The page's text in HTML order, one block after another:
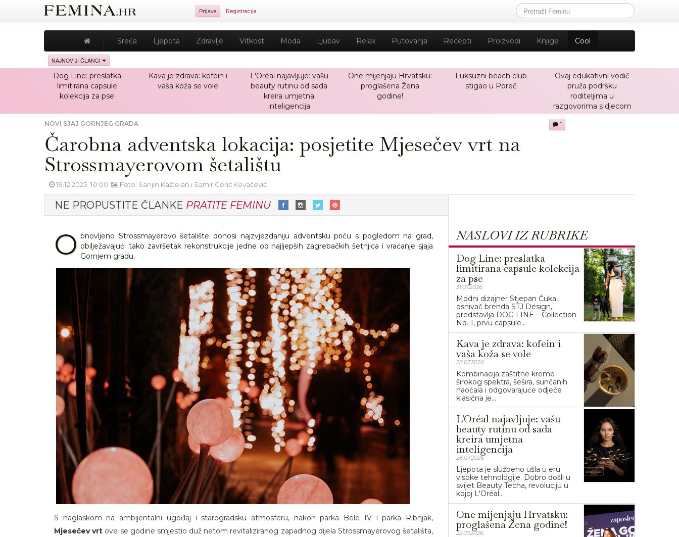
Prijava Registracija
Sreća Ljepota Zdravlje Vitkost Moda Ljubav Relax Putovanja Recepti Proizvodi Knjige Cool
NAJNOVIJI ČLANCI
Dog Line: preslatka
limitirana capsule
kolekcija za pse
Kava je zdrava: kofein i
vaša koža se vole
L'Oréal najavljuje: vašu
beauty rutinu od sada
kreira umjetna
inteligencija
One mijenjaju Hrvatsku:
proglašena Žena
godine!
Luksuzni beach club
stigao u Poreč
Ovaj edukativni vodič
pruža podršku
roditeljima u
razgovorima s djecom
NOVI SJAJ GORNJEG GRADA
Čarobna adventska lokacija: posjetite Mjesečev vrt na
Strossmayerovom šetalištu
1
19.12.2025. 10:00 Foto: Sanjin Kaštelan i Samir Cerić Kovačević
NE PROPUSTITE ČLANKE PRATITE FEMINU
O bnovljeno Strossmayerovo šetalište donosi najzvjezdaniju adventsku priču s pogledom na grad,
obilježavajući tako završetak rekonstrukcije jedne od najljepših zagrebačkih šetnjica i vraćanje sjaja
Gornjem gradu.
S naglaskom na ambijentalni ugođaj i starogradsku atmosferu, nakon parka Bele IV i parka Ribnjak,
Mjesečev vrt ove se godine smjestio duž netom revitaliziranog zapadnog dijela Strossmayerovog šetališta,
NASLOVI IZ RUBRIKE
Dog Line: preslatka
limitirana capsule kolekcija
za pse
31.07.2026.
Modni dizajner Stjepan Čuka,
osnivač brenda STJ Design,
predstavlja DOG LINE – Collection
No. 1, prvu capsule...
Kava je zdrava: kofein i
vaša koža se vole
28.07.2026.
Kombinacija zaštitne kreme
širokog spektra, šešira, sunčanih
naočala i odgovarajuće odjeće
klasična je...
L'Oréal najavljuje: vašu
beauty rutinu od sada
kreira umjetna
inteligencija
28.07.2026.
Ljepota je službeno ušla u eru
visoke tehnologije. Dobro došli u
svijet Beauty Techa, revoluciju u
kojoj L'Oréal...
One mijenjaju Hrvatsku:
proglašena Žena godine!
22.07.2026.